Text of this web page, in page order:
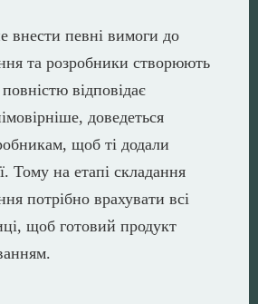
внести певні вимоги до
та розробники створюють
відповідає
доведеться
щоб ті додали
Тому на етапі складання
потрібно врахувати всі
щоб готовий продукт